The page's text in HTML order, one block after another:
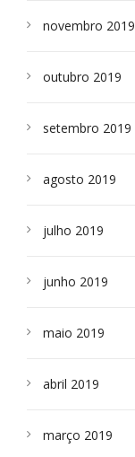
novembro 2019
outubro 2019
setembro 2019
agosto 2019
julho 2019
junho 2019
maio 2019
abril 2019
março 2019